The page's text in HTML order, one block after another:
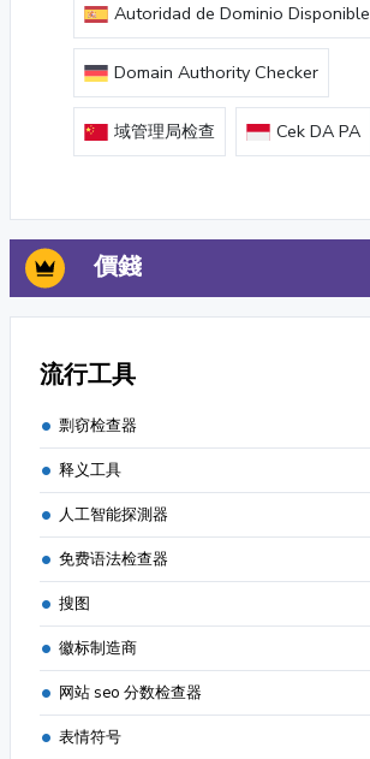
Autoridad de Dominio Disponible
Domain Authority Checker
域管理局检查 Cek DA PA
價錢
流行工具
剽窃检查器
释义工具
人工智能探測器
免费语法检查器
搜图
徽标制造商
网站 seo 分数检查器
表情符号